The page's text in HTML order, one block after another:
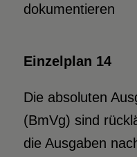
dokumentieren
Einzelplan 14
Die absoluten
(BmVg) sind
die Ausgaben